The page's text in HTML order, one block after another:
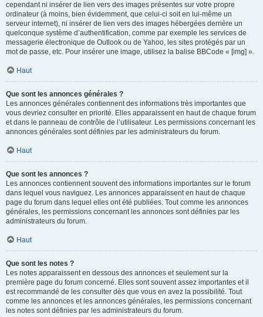
cependant ni insérer de lien vers des images présentes sur votre propre
ordinateur (à moins, bien évidemment, que celui-ci soit en lui-même un
serveur internet), ni insérer de lien vers des images hébergées derrière un
quelconque système d’authentification, comme par exemple les services de
messagerie électronique de Outlook ou de Yahoo, les sites protégés par un
mot de passe, etc. Pour insérer une image, utilisez la balise BBCode « [img] ».
Haut
Que sont les annonces générales ?
Les annonces générales contiennent des informations très importantes que
vous devriez consulter en priorité. Elles apparaissent en haut de chaque forum
et dans le panneau de contrôle de l’utilisateur. Les permissions concernant les
annonces générales sont définies par les administrateurs du forum.
Haut
Que sont les annonces ?
Les annonces contiennent souvent des informations importantes sur le forum
dans lequel vous naviguez. Les annonces apparaissent en haut de chaque
page du forum dans lequel elles ont été publiées. Tout comme les annonces
générales, les permissions concernant les annonces sont définies par les
administrateurs du forum.
Haut
Que sont les notes ?
Les notes apparaissent en dessous des annonces et seulement sur la
première page du forum concerné. Elles sont souvent assez importantes et il
est recommandé de les consulter dès que vous en avez la possibilité. Tout
comme les annonces et les annonces générales, les permissions concernant
les notes sont définies par les administrateurs du forum.